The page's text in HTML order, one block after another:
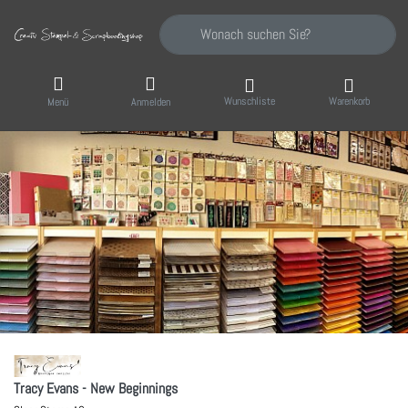
Geben Sie einen Suchbegriff ein. Während
Menü Anmelden Wunschliste Warenkorb
Tracy Evans - New Beginnings